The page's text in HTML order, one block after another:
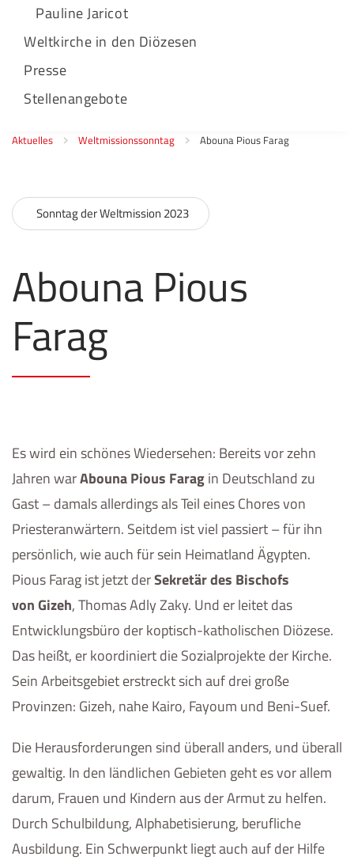
Pauline Jaricot
Weltkirche in den Diözesen
Presse
Stellenangebote
Aktuelles Weltmissionssonntag Abouna Pious Farag
Sonntag der Weltmission 2023
Abouna Pious
Farag
Es wird ein schönes Wiedersehen: Bereits vor zehn
Jahren warAbouna Pious Faragin Deutschland zu
Gast – damals allerdings als Teil eines Chores von
Priesteranwärtern. Seitdem ist viel passiert – für ihn
persönlich, wie auch für sein Heimatland Ägypten.
Pious Farag ist jetzt derSekretär des Bischofs
von Gizeh, Thomas Adly Zaky. Und er leitet das
Entwicklungsbüro der koptisch-katholischen Diözese.
Das heißt, er koordiniert die Sozialprojekte der Kirche.
Sein Arbeitsgebiet erstreckt sich auf drei große
Provinzen: Gizeh, nahe Kairo, Fayoum und Beni-Suef.
Die Herausforderungen sind überall anders, und überall
gewaltig. In den ländlichen Gebieten geht es vor allem
darum, Frauen und Kindern aus der Armut zu helfen.
Durch Schulbildung, Alphabetisierung, berufliche
Ausbildung. Ein Schwerpunkt liegt auch auf der Hilfe